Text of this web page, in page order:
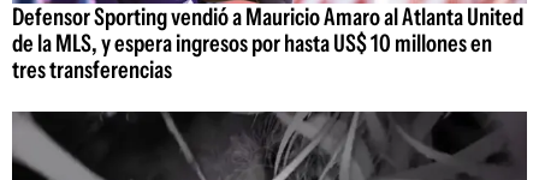
Defensor Sporting vendió a Mauricio Amaro al Atlanta United
de la MLS, y espera ingresos por hasta US$ 10 millones en
tres transferencias